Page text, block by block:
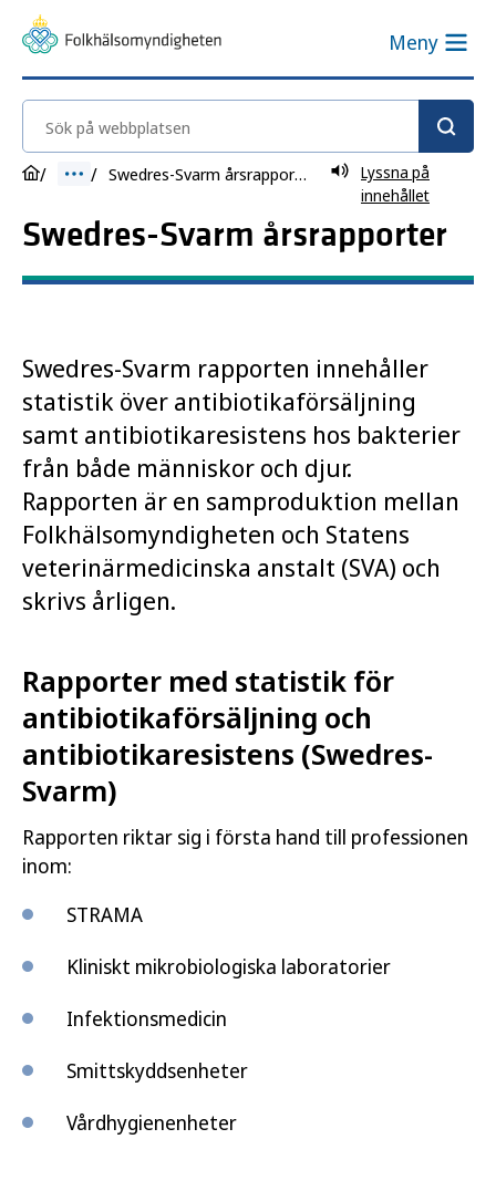
Meny
Sök på webbplatsen
Swedres-Svarm årsrapporter
Lyssna på
innehållet
Swedres-Svarm årsrapporter
Swedres-Svarm rapporten innehåller
statistik över antibiotikaförsäljning
samt antibiotikaresistens hos bakterier
från både människor och djur.
Rapporten är en samproduktion mellan
Folkhälsomyndigheten och Statens
veterinärmedicinska anstalt (SVA) och
skrivs årligen.
Rapporter med statistik för
antibiotikaförsäljning och
antibiotikaresistens (Swedres-
Svarm)
Rapporten riktar sig i första hand till professionen
inom:
STRAMA
Kliniskt mikrobiologiska laboratorier
Infektionsmedicin
Smittskyddsenheter
Vårdhygienenheter